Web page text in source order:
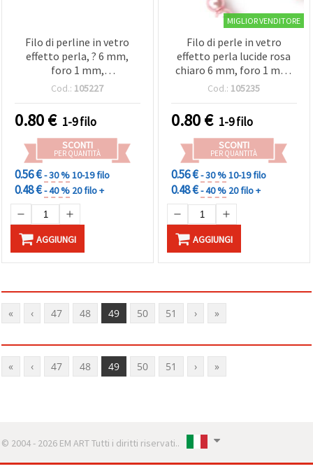
Filo di perline in vetro
effetto perla, ? 6 mm,
foro 1 mm,
Rosa/Marrone, ~80 cm
Cod.: 105227
0.80€ 1-9 filo
SCONTI
PER QUANTITÀ
0.56 €- 30 %10-19 filo
0.48 €- 40 % 20 filo +
AGGIUNGI
MIGLIOR VENDITORE
Filo di perle in vetro
effetto perla lucide rosa
chiaro 6 mm, foro 1 mm,
~80 cm (~140 pz) -
accessori e creazioni
Cod.: 105235
0.80€ 1-9 filo
SCONTI
PER QUANTITÀ
0.56 €- 30 %10-19 filo
0.48 €- 40 % 20 filo +
AGGIUNGI
« ‹ 47 48 49 50 51 › »
« ‹ 47 48 49 50 51 › »
© 2004 - 2026 EM ART Tutti i diritti riservati..